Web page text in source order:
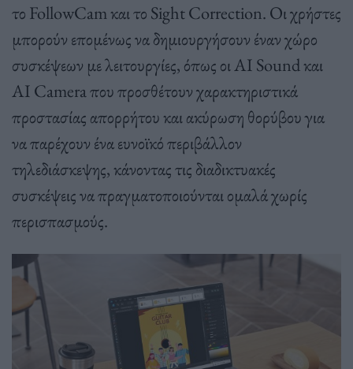
το FollowCam και το Sight Correction. Οι χρήστες
μπορούν επομένως να δημιουργήσουν έναν χώρο
συσκέψεων με λειτουργίες, όπως οι AI Sound και
AI Camera που προσθέτουν χαρακτηριστικά
προστασίας απορρήτου και ακύρωση θορύβου για
να παρέχουν ένα ευνοϊκό περιβάλλον
τηλεδιάσκεψης, κάνοντας τις διαδικτυακές
συσκέψεις να πραγματοποιούνται ομαλά χωρίς
περισπασμούς.